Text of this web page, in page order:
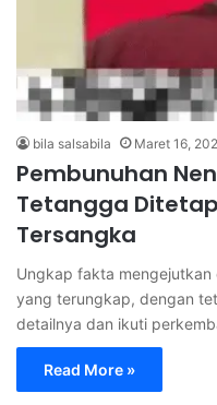
bila salsabila Maret 16,
Pembunuhan
Tetangga
Tersangka
Ungkap fakta
yang terungkap, dengan
detailnya dan ikuti
Read More »